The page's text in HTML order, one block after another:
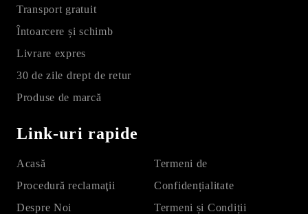
Transport gratuit
Întoarcere și schimb
Livrare expres
30 de zile drept de retur
Produse de marcă
Link-uri rapide
Acasă
Procedură reclamaţii
Despre Noi
Termeni de
Confidențialitate
Termeni și Condiții